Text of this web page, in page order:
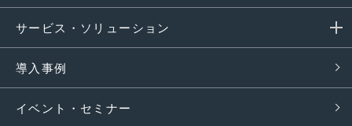
サービス・ソリューション
導入事例
イベント・セミナー